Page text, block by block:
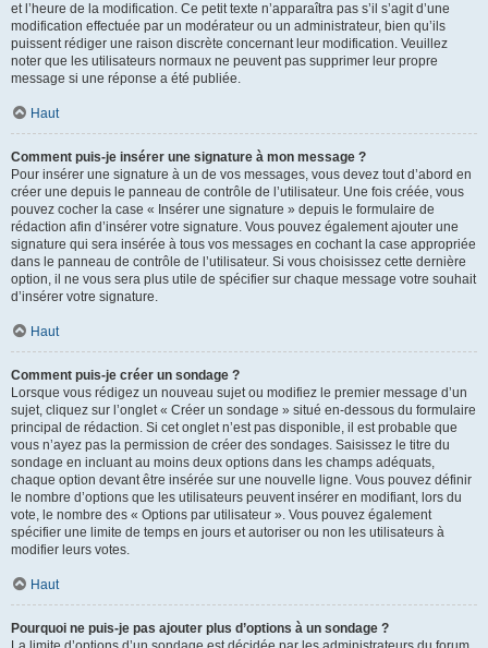
et l’heure de la modification. Ce petit texte n’apparaîtra pas s’il s’agit d’une
modification effectuée par un modérateur ou un administrateur, bien qu’ils
puissent rédiger une raison discrète concernant leur modification. Veuillez
noter que les utilisateurs normaux ne peuvent pas supprimer leur propre
message si une réponse a été publiée.
Haut
Comment puis-je insérer une signature à mon message ?
Pour insérer une signature à un de vos messages, vous devez tout d’abord en
créer une depuis le panneau de contrôle de l’utilisateur. Une fois créée, vous
pouvez cocher la case « Insérer une signature » depuis le formulaire de
rédaction afin d’insérer votre signature. Vous pouvez également ajouter une
signature qui sera insérée à tous vos messages en cochant la case appropriée
dans le panneau de contrôle de l’utilisateur. Si vous choisissez cette dernière
option, il ne vous sera plus utile de spécifier sur chaque message votre souhait
d’insérer votre signature.
Haut
Comment puis-je créer un sondage ?
Lorsque vous rédigez un nouveau sujet ou modifiez le premier message d’un
sujet, cliquez sur l’onglet « Créer un sondage » situé en-dessous du formulaire
principal de rédaction. Si cet onglet n’est pas disponible, il est probable que
vous n’ayez pas la permission de créer des sondages. Saisissez le titre du
sondage en incluant au moins deux options dans les champs adéquats,
chaque option devant être insérée sur une nouvelle ligne. Vous pouvez définir
le nombre d’options que les utilisateurs peuvent insérer en modifiant, lors du
vote, le nombre des « Options par utilisateur ». Vous pouvez également
spécifier une limite de temps en jours et autoriser ou non les utilisateurs à
modifier leurs votes.
Haut
Pourquoi ne puis-je pas ajouter plus d’options à un sondage ?